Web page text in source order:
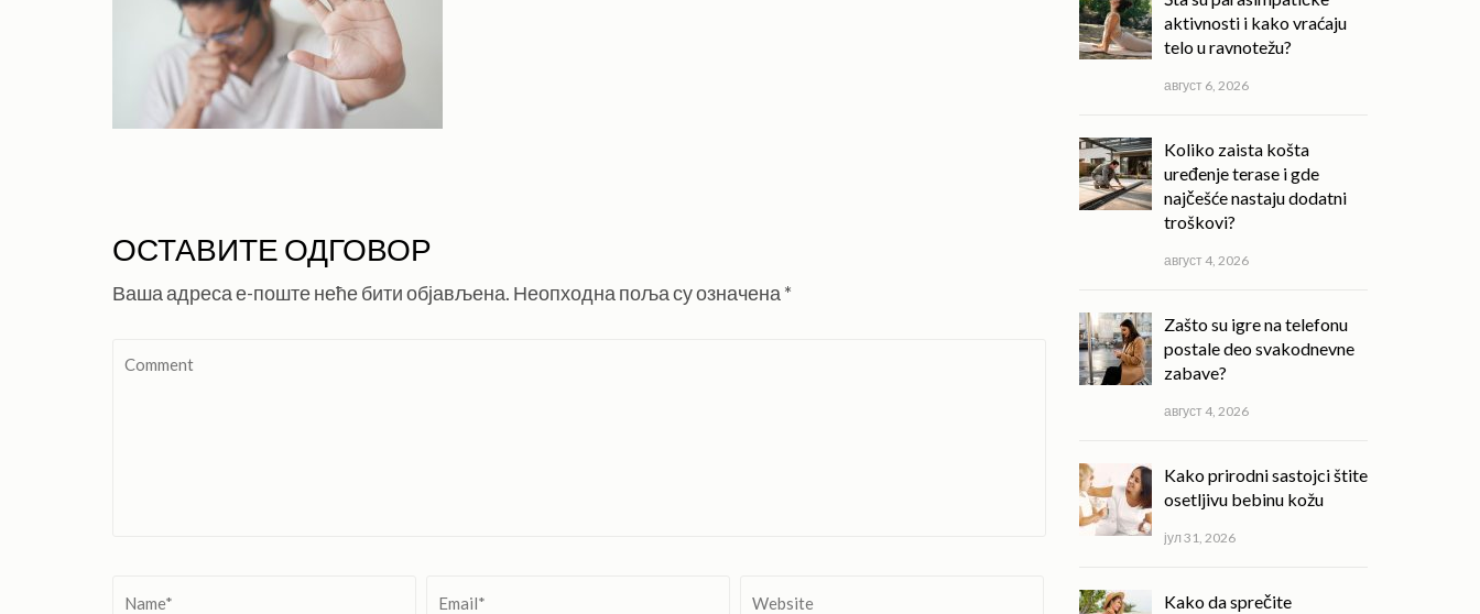
ОСТАВИТЕ ОДГОВОР
Ваша адреса е-поште неће бити објављена. Неопходна поља су означена *
Comment
aktivnosti i kako vraćaju
telo u ravnotežu?
август 6, 2026
Koliko zaista košta
uređenje terase i gde
najčešće nastaju dodatni
troškovi?
август 4, 2026
Zašto su igre na telefonu
postale deo svakodnevne
zabave?
август 4, 2026
Kako prirodni sastojci štite
osetljivu bebinu kožu
јул 31, 2026
Kako da sprečite